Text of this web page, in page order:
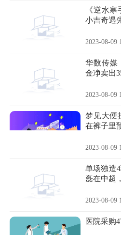
《逆水
小吉奇遇
2023-08-09
华数传媒
金净卖出
2023-08-09
梦见大便
在裤子里
2023-08-09
单场独造
磊在中超
2023-08-09
医院采购